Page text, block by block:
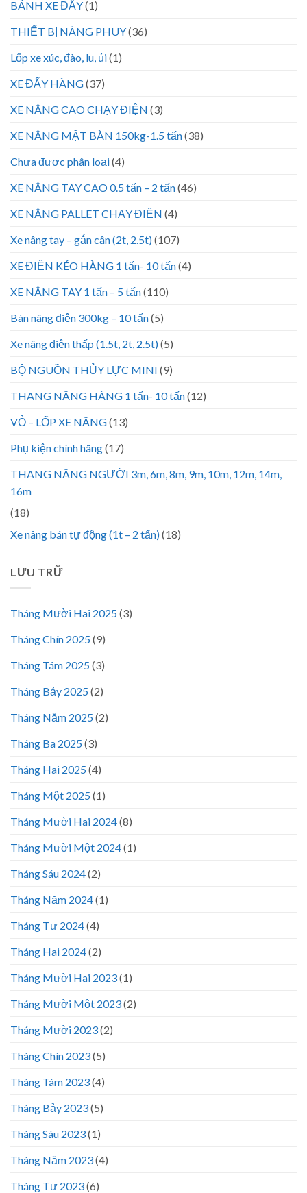
BÁNH XE ĐẨY(1)
THIẾT BỊ NÂNG PHUY(36)
Lốp xe xúc, đào, lu, ủi(1)
XE ĐẨY HÀNG(37)
XE NÂNG CAO CHẠY ĐIỆN (3)
XE NÂNG MẶT BÀN 150kg-1.5 tấn(38)
Chưa được phân loại(4)
XE NÂNG TAY CAO 0.5 tấn – 2 tấn(46)
XE NÂNG PALLET CHẠY ĐIỆN (4)
Xe nâng tay – gắn cân (2t, 2.5t)(107)
XE ĐIỆN KÉO HÀNG 1 tấn- 10 tấn(4)
XE NÂNG TAY 1 tấn – 5 tấn(110)
Bàn nâng điện 300kg – 10 tấn(5)
Xe nâng điện thấp (1.5t, 2t, 2.5t)(5)
BỘ NGUỒN THỦY LỰC MINI (9)
THANG NÂNG HÀNG 1 tấn- 10 tấn(12)
VỎ – LỐP XE NÂNG(13)
Phụ kiện chính hãng(17)
THANG NÂNG NGƯỜI 3m, 6m, 8m, 9m, 10m, 12m, 14m,
16m
(18)
Xe nâng bán tự động (1t – 2 tấn)(18)
LƯU TRỮ
Tháng Mười Hai 2025(3)
Tháng Chín 2025(9)
Tháng Tám 2025(3)
Tháng Bảy 2025(2)
Tháng Năm 2025(2)
Tháng Ba 2025(3)
Tháng Hai 2025(4)
Tháng Một 2025(1)
Tháng Mười Hai 2024(8)
Tháng Mười Một 2024(1)
Tháng Sáu 2024(2)
Tháng Năm 2024(1)
Tháng Tư 2024(4)
Tháng Hai 2024(2)
Tháng Mười Hai 2023(1)
Tháng Mười Một 2023(2)
Tháng Mười 2023(2)
Tháng Chín 2023(5)
Tháng Tám 2023(4)
Tháng Bảy 2023(5)
Tháng Sáu 2023(1)
Tháng Năm 2023(4)
Tháng Tư 2023(6)